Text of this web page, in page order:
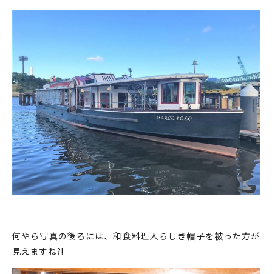
何やら写真の後ろには、和食料理人らしき帽子を被った方が
見えますね?!